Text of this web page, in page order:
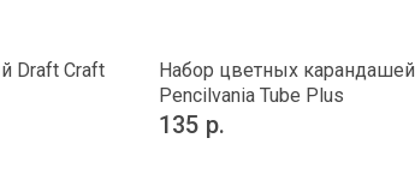
Draft Craft
Набор цветных карандашей
Pencilvania Tube Plus
135 р.